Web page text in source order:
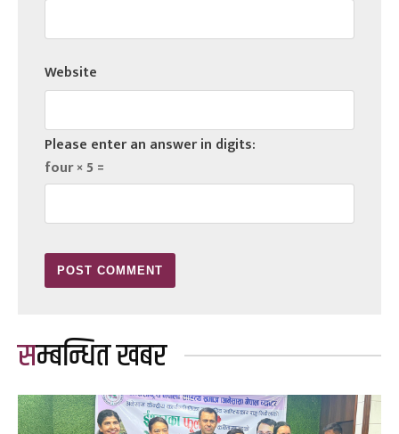
Website
Please enter an answer in digits:
four × 5 =
सम्बन्धित खबर